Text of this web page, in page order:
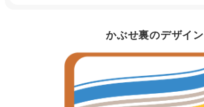
かぶせ裏のデザイン